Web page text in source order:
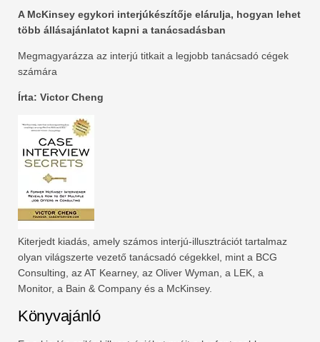
A McKinsey egykori interjúkészítője elárulja, hogyan lehet
több állásajánlatot kapni a tanácsadásban
Megmagyarázza az interjú titkait a legjobb tanácsadó cégek
számára
Írta: Victor Cheng
Kiterjedt kiadás, amely számos interjú-illusztrációt tartalmaz
olyan világszerte vezető tanácsadó cégekkel, mint a BCG
Consulting, az AT Kearney, az Oliver Wyman, a LEK, a
Monitor, a Bain & Company és a McKinsey.
Könyvajánló